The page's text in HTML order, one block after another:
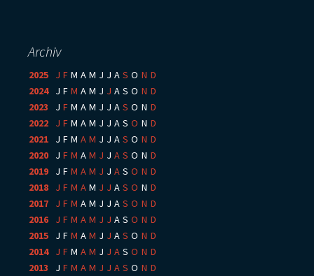
Archiv
2025 J F M A M J J A S O N D
2024: J F M A M J J A S O N D
2023
J F M A M J J A S O N D
2022
J F M A M J J A S O N D
2021
J F M A M J J A S O N D
2020
J F M A M J J A S O N D
2019
J F M A M J J A S O N D
2018
J F M A M J J A S O N D
2017
J F M A M J J A S O N D
2016
J F M A M J J A S O N D
2015
J F M A M J J A S O N D
2014: J F M A M J J A S O N D
2013
J F M A M J J A S O N D